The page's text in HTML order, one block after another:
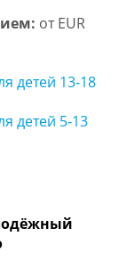
от EUR
детей 13-18
детей 5-13